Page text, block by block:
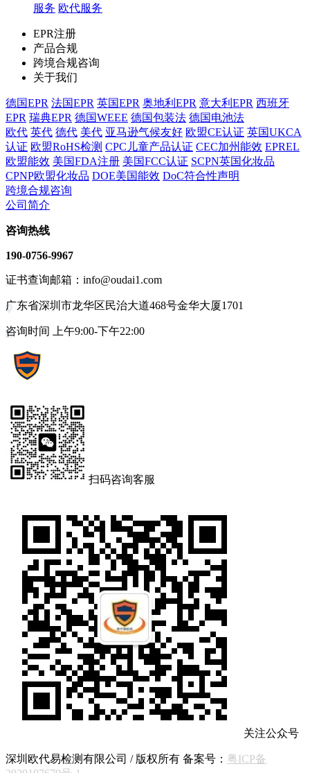
服务 欧代服务
EPR注册
产品合规
跨境合规咨询
关于我们
德国EPR 法国EPR 英国EPR 奥地利EPR 意大利EPR 西班牙
EPR 瑞典EPR 德国WEEE 德国包装法 德国电池法
欧代 英代 德代 美代 亚马逊气候友好 欧盟CE认证 英国UKCA
认证 欧盟RoHS检测 CPC儿童产品认证 CEC加州能效 EPREL
欧盟能效 美国FDA注册 美国FCC认证 SCPN英国化妆品
CPNP欧盟化妆品 DOE美国能效 DoC符合性声明
跨境合规咨询
公司简介
咨询热线
190-0756-9967
证书查询邮箱：info@oudai1.com
广东省深圳市龙华区民治大道468号金华大厦1701
咨询时间 上午9:00-下午22:00
扫码咨询客服
关注公众号
深圳欧代易检测有限公司 / 版权所有 备案号： 粤ICP备